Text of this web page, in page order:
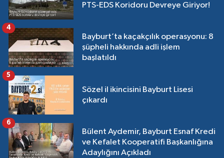
PTS-EDS Koridoru Devreye Giriyor!
Bayburt’ta kaçakçılık operasyonu: 8
şüpheli hakkında adli işlem
başlatıldı
4
Sözel il ikincisini Bayburt Lisesi
çıkardı
5
Bülent Aydemir, Bayburt Esnaf Kredi
ve Kefalet Kooperatifi Başkanlığına
Adaylığını Açıkladı
6